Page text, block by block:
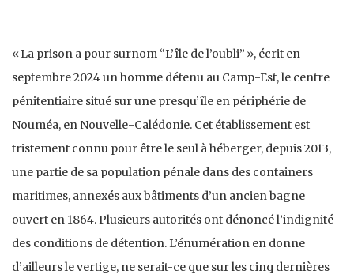
« La prison a pour surnom “L’île de l’oubli” », écrit en
septembre 2024 un homme détenu au Camp-Est, le centre
pénitentiaire situé sur une presqu’île en périphérie de
Nouméa, en Nouvelle-Calédonie. Cet établissement est
tristement connu pour être le seul à héberger, depuis 2013,
une partie de sa population pénale dans des containers
maritimes, annexés aux bâtiments d’un ancien bagne
ouvert en 1864. Plusieurs autorités ont dénoncé l’indignité
des conditions de détention. L’énumération en donne
d’ailleurs le vertige, ne serait-ce que sur les cinq dernières